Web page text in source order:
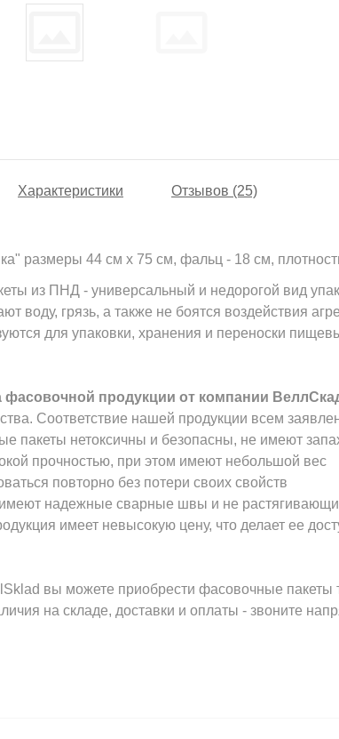
Характеристики Отзывов (25)
размеры 44 см х 75 см, фальц - 18 см,
из ПНД - универсальный и недорогой вид
воду, грязь, а также не боятся воздействия
для упаковки, хранения и переноски
фасовочной продукции от компании
Соответствие нашей продукции всем
пакеты нетоксичны и безопасны, не имеют
прочностью, при этом имеют небольшой вес
повторно без потери своих свойств
надежные сварные швы и не
имеет невысокую цену, что делает ее
вы можете приобрести фасовочные
на складе, доставки и оплаты - звоните